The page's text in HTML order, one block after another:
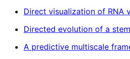
Direct visualization of RNA
Directed evolution of a
A predictive multiscale